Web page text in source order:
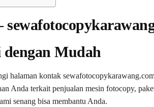
Mudah
halaman kontak
Anda terkait penjualan mesin fotocopy,
senang bisa membantu Anda.